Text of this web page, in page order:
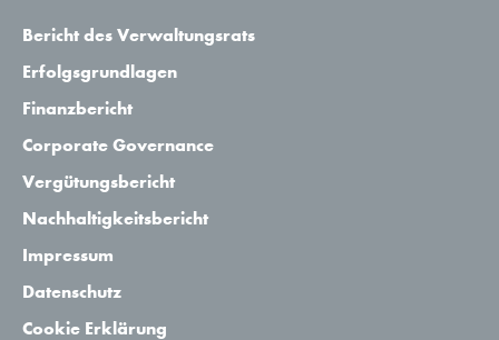
Bericht des Verwaltungsrats
Erfolgsgrundlagen
Finanzbericht
Corporate Governance
Vergütungsbericht
Nachhaltigkeitsbericht
Impressum
Datenschutz
Cookie Erklärung